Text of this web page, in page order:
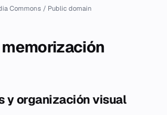
Commons / Public domain
y organización visual